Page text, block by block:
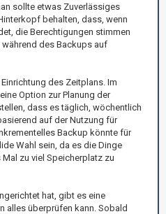
sollte etwas Zuverlässiges
behalten, dass, wenn
die Berechtigungen stimmen
des Backups auf
des Zeitplans. Im
Option zur Planung der
dass es täglich, wöchentlich
auf der Nutzung für
Backup könnte für
Wahl sein, da es die Dinge
zu viel Speicherplatz zu
hat, gibt es eine
alles überprüfen kann. Sobald